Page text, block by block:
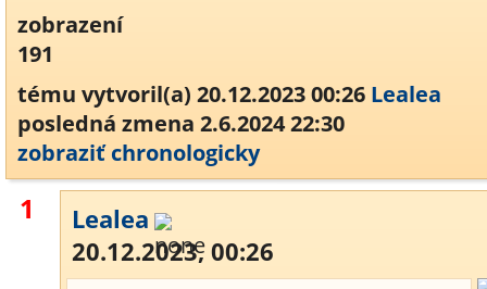
zobrazení
191
tému vytvoril(a) 20.12.2023 00:26 Lealea
posledná zmena 2.6.2024 22:30
zobraziť chronologicky
1
Lealea
20.12.2023, 00:26